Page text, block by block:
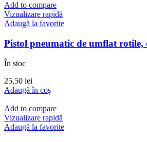
Add to compare
Vizualizare rapidă
Adaugă la favorite
Pistol pneumatic de umflat rotile,
În stoc
25,50 lei
Adaugă în coș
Add to compare
Vizualizare rapidă
Adaugă la favorite